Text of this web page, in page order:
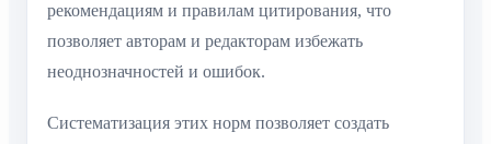
рекомендациям и правилам цитирования, что
позволяет авторам и редакторам избежать
неоднозначностей и ошибок.
Систематизация этих норм позволяет создать